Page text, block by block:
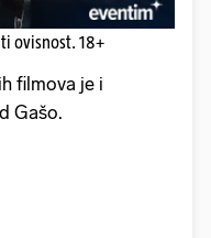
ovisnost. 18+
filmova je i
Gašo.